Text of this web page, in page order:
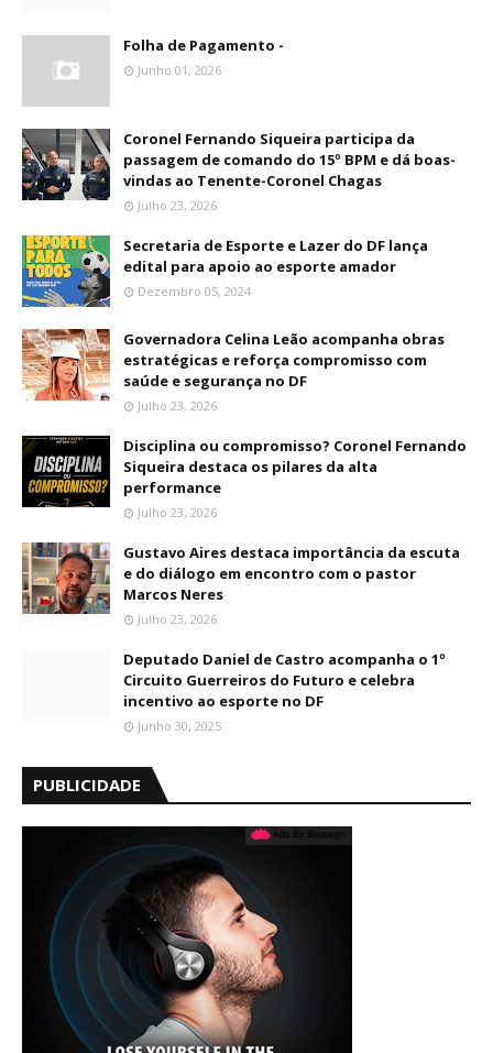
Folha de Pagamento -
Junho 01, 2026
Coronel Fernando Siqueira participa da
passagem de comando do 15º BPM e dá boas-
vindas ao Tenente-Coronel Chagas
Julho 23, 2026
Secretaria de Esporte e Lazer do DF lança
edital para apoio ao esporte amador
Dezembro 05, 2024
Governadora Celina Leão acompanha obras
estratégicas e reforça compromisso com
saúde e segurança no DF
Julho 23, 2026
Disciplina ou compromisso? Coronel Fernando
Siqueira destaca os pilares da alta
performance
Julho 23, 2026
Gustavo Aires destaca importância da escuta
e do diálogo em encontro com o pastor
Marcos Neres
Julho 23, 2026
Deputado Daniel de Castro acompanha o 1º
Circuito Guerreiros do Futuro e celebra
incentivo ao esporte no DF
Junho 30, 2025
PUBLICIDADE